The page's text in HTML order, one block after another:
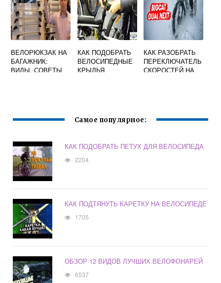
ВЕЛОРЮКЗАК НА
БАГАЖНИК:
ВИДЫ, СОВЕТЫ
КАК ПОДОБРАТЬ
ВЕЛОСИПЕДНЫЕ
КРЫЛЬЯ
КАК РАЗОБРАТЬ
ПЕРЕКЛЮЧАТЕЛЬ
СКОРОСТЕЙ НА
Самое популярное:
КАК ПОДОБРАТЬ ПЕТУХ ДЛЯ ВЕЛОСИПЕДА
2204
КАК ПОДТЯНУТЬ КАРЕТКУ НА ВЕЛОСИПЕДЕ
1705
ОБЗОР 12 ВИДОВ ЛУЧШИХ ВЕЛОФОНАРЕЙ
6537